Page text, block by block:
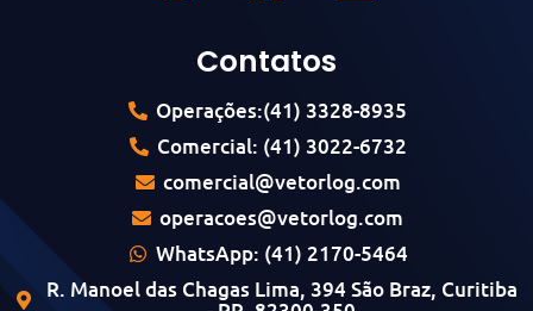
Contatos
Operações:(41) 3328-8935
Comercial: (41) 3022-6732
comercial@vetorlog.com
operacoes@vetorlog.com
WhatsApp: (41) 2170-5464
R. Manoel das Chagas Lima, 394 São Braz, Curitiba